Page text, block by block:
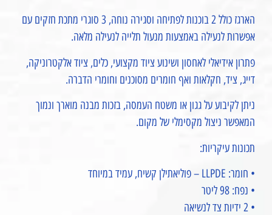
הארגז כולל 2 בוכנות לפתיחה וסגירה נוחה, 3 סוגרי מתכת חזקים עם
אפשרות לנעילה באמצעות מנעול תלייה לנעילה מלאה.
פתרון אידיאלי לאחסון ושינוע ציוד מקצועי, כלים, ציוד אלקטרוניקה,
דייג, ציד, חקלאות ואף חומרים מסוכנים וחומרי הדברה.
ניתן לקיבוע על גגון או משטח העמסה, בזכות מבנה מוארך ונמוך
המאפשר ניצול מקסימלי של מקום.
תכונות עיקריות:
• חומר: LLPDE – פוליאתילן קשיח, עמיד במיוחד
• נפח: 98 ליטר
• 2 ידיות צד לנשיאה